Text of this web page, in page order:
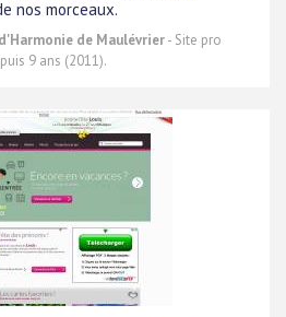
nos morceaux.
de Maulévrier- Site pro
9 ans (2011).